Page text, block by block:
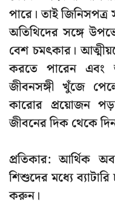
পারে। তাই জিনিসপত্র
অতিথিদের সঙ্গে
বেশ চমৎকার।
করতে পারেন এবং
জীবনসঙ্গী খুঁজে
কারোর প্রয়োজন
জীবনের দিক থেকে
প্রতিকার: আর্থিক
শিশুদের মধ্যে
করুন।